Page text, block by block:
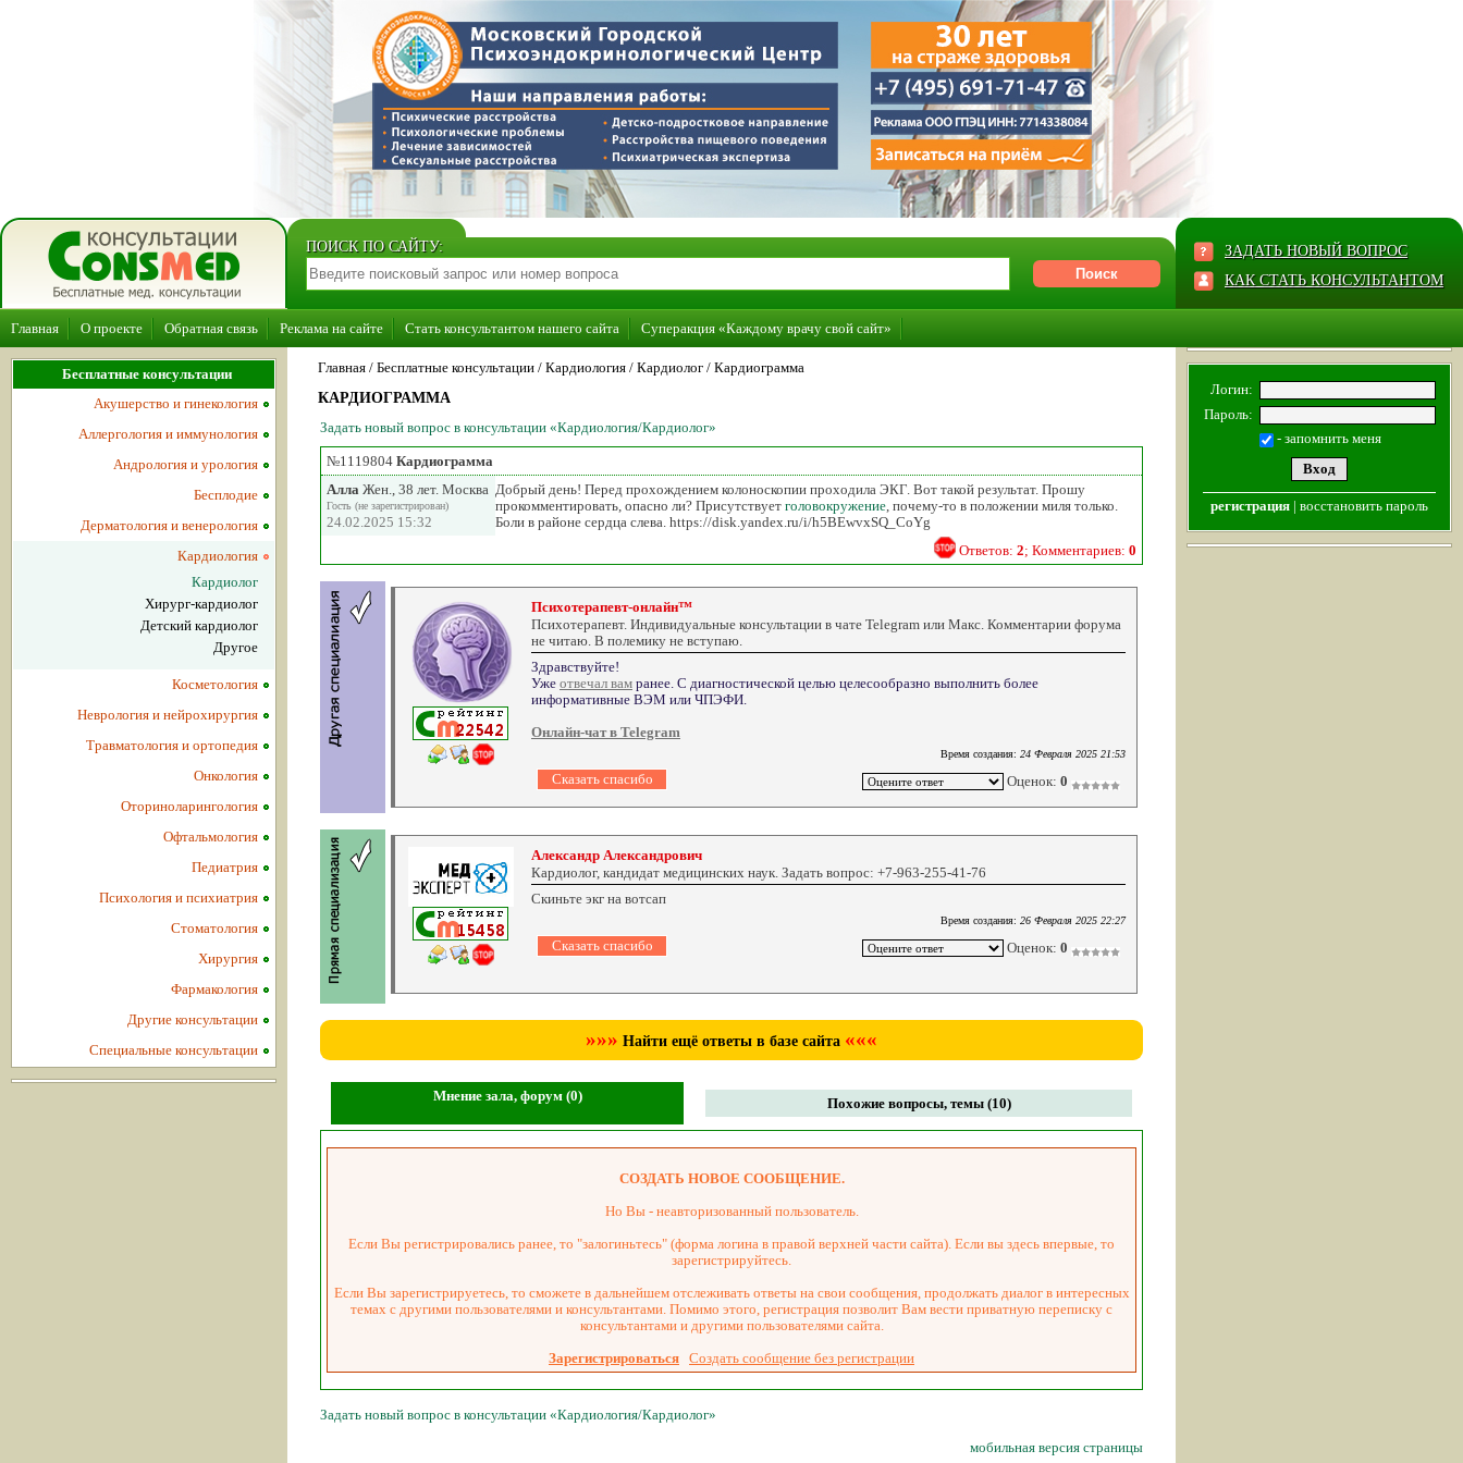
ПОИСК ПО САЙТУ:
ЗАДАТЬ НОВЫЙ ВОПРОС
КАК СТАТЬ КОНСУЛЬТАНТОМ
Главная О проекте Обратная связь Реклама на сайте Стать консультантом нашего сайта Суперакция «Каждому врачу свой сайт»
Главная / Бесплатные консультации / Кардиология / Кардиолог / Кардиограмма
КАРДИОГРАММА
Задать новый вопрос в консультации «Кардиология/Кардиолог»
№1119804 Кардиограмма
Алла Жен., 38 лет. Москва
Гость (не зарегистрирован)
24.02.2025 15:32
Добрый день! Перед прохождением колоноскопии проходила ЭКГ. Вот такой результат. Прошу
прокомментировать, опасно ли? Присутствует головокружение, почему-то в положении миля только.
Боли в районе сердца слева. https://disk.yandex.ru/i/h5BEwvxSQ_CoYg
Ответов: 2; Комментариев: 0
Психотерапевт-онлайн™
Психотерапевт. Индивидуальные консультации в чате Telegram или Макс. Комментарии форума
не читаю. В полемику не вступаю.
Здравствуйте!
Уже отвечал вам ранее. С диагностической целью целесообразно выполнить более
информативные ВЭМ или ЧПЭФИ.
Онлайн-чат в Telegram
Время создания: 24 Февраля 2025 21:53
Оценок: 0
Александр Александрович
Кардиолог, кандидат медицинских наук. Задать вопрос: +7-963-255-41-76
Скиньте экг на вотсап
Время создания: 26 Февраля 2025 22:27
Оценок: 0
»»» Найти ещё ответы в базе сайта «««
Мнение зала, форум (0) Похожие вопросы, темы (10)
СОЗДАТЬ НОВОЕ СООБЩЕНИЕ.
Но Вы - неавторизованный пользователь.
Если Вы регистрировались ранее, то "залогиньтесь" (форма логина в правой верхней части сайта). Если вы здесь впервые, то
зарегистрируйтесь.
Если Вы зарегистрируетесь, то сможете в дальнейшем отслеживать ответы на свои сообщения, продолжать диалог в интересных
темах с другими пользователями и консультантами. Помимо этого, регистрация позволит Вам вести приватную переписку с
консультантами и другими пользователями сайта.
Зарегистрироваться Создать сообщение без регистрации
Задать новый вопрос в консультации «Кардиология/Кардиолог»
мобильная версия страницы
Бесплатные консультации
Акушерство и гинекология
Аллергология и иммунология
Андрология и урология
Бесплодие
Дерматология и венерология
Кардиология
Кардиолог
Хирург-кардиолог
Детский кардиолог
Другое
Косметология
Неврология и нейрохирургия
Травматология и ортопедия
Онкология
Оториноларингология
Офтальмология
Педиатрия
Психология и психиатрия
Стоматология
Хирургия
Фармакология
Другие консультации
Специальные консультации
Логин:
Пароль:
- запомнить меня
регистрация | восстановить пароль